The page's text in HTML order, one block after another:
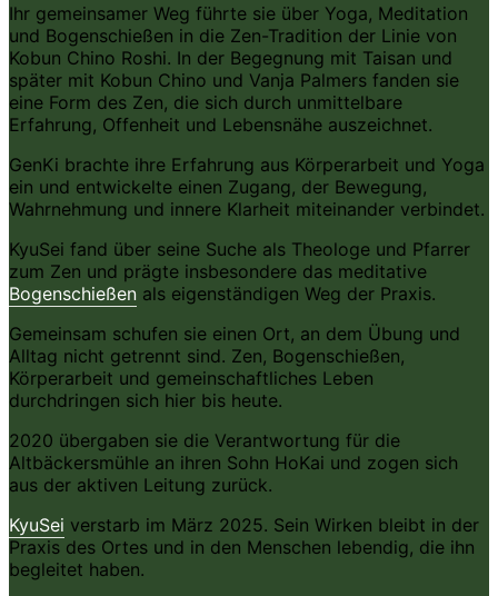
Ihr gemeinsamer Weg führte sie über Yoga, Meditation
und Bogenschießen in die Zen-Tradition der Linie von
Kobun Chino Roshi. In der Begegnung mit Taisan und
später mit Kobun Chino und Vanja Palmers fanden sie
eine Form des Zen, die sich durch unmittelbare
Erfahrung, Offenheit und Lebensnähe auszeichnet.
GenKi brachte ihre Erfahrung aus Körperarbeit und Yoga
ein und entwickelte einen Zugang, der Bewegung,
Wahrnehmung und innere Klarheit miteinander verbindet.
KyuSei fand über seine Suche als Theologe und Pfarrer
zum Zen und prägte insbesondere das meditative
Bogenschießen als eigenständigen Weg der Praxis.
Gemeinsam schufen sie einen Ort, an dem Übung und
Alltag nicht getrennt sind. Zen, Bogenschießen,
Körperarbeit und gemeinschaftliches Leben
durchdringen sich hier bis heute.
2020 übergaben sie die Verantwortung für die
Altbäckersmühle an ihren Sohn HoKai und zogen sich
aus der aktiven Leitung zurück.
KyuSei verstarb im März 2025. Sein Wirken bleibt in der
Praxis des Ortes und in den Menschen lebendig, die ihn
begleitet haben.